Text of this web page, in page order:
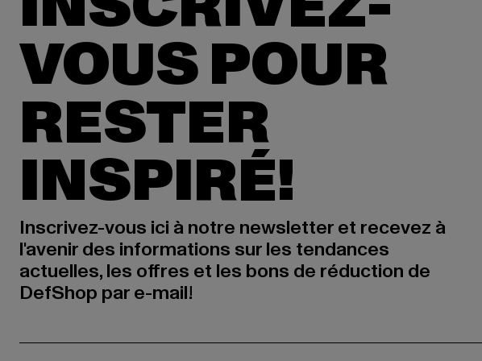
VOUS POUR
RESTER
INSPIRÉ!
Inscrivez-vous ici à notre newsletter et recevez à
l'avenir des informations sur les tendances
actuelles, les offres et les bons de réduction de
DefShop par e-mail!